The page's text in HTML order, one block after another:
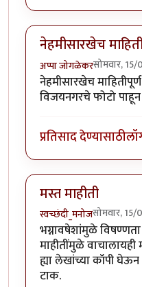
नेहमीसारखेच
अप्पा जोगळेकरसोमवार,
नेहमीसारखेच
विजयनगरचे फोटो
प्रतिसाद देण्यासाठी
मस्त माहीती
स्वच्छंदी_मनोजसोमवार,
भग्नावषेशांमुळे
माहीतींमुळे
ह्या लेखांच्या कॉपी
टाक.